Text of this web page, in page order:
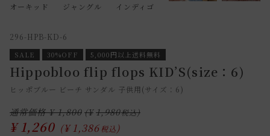
オーキッド ジャングル インディゴ
296-HPB-KD-6
SALE 30%OFF 5,000円以上送料無料
Hippobloo flip flops KID’S(size：6)
ヒッポブルー ビーチ サンダル 子供用(サイズ：6)
通常価格 ¥ 1,800 ¥ 1,980
¥ 1,260 ¥ 1,386税込